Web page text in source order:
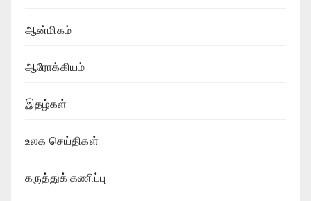
ஆன்மிகம்
ஆரோக்கியம்
இதழ்கள்
உலக செய்திகள்
கருத்துக் கணிப்பு